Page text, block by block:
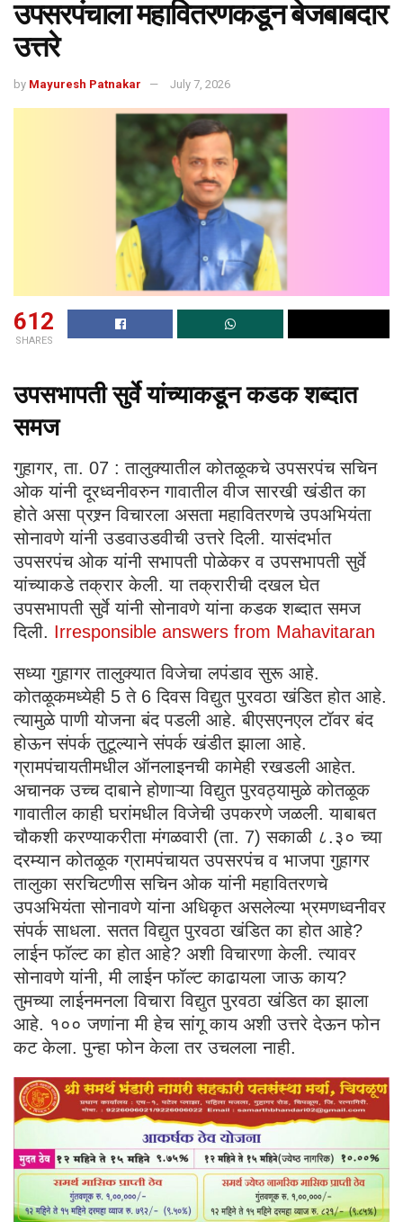
उपसरपंचाला महावितरणकडून बेजबाबदार
उत्तरे
by Mayuresh Patnakar July 7, 2026
612
SHARES
उपसभापती सुर्वे यांच्याकडून कडक शब्दात
समज
गुहागर, ता. 07 : तालुक्यातील कोतळूकचे उपसरपंच सचिन
ओक यांनी दूरध्वनीवरुन गावातील वीज सारखी खंडीत का
होते असा प्रश्र्न विचारला असता महावितरणचे उपअभियंता
सोनावणे यांनी उडवाउडवीची उत्तरे दिली. यासंदर्भात
उपसरपंच ओक यांनी सभापती पोळेकर व उपसभापती सुर्वे
यांच्याकडे तक्रार केली. या तक्रारीची दखल घेत
उपसभापती सुर्वे यांनी सोनावणे यांना कडक शब्दात समज
दिली. Irresponsible answers from Mahavitaran
सध्या गुहागर तालुक्यात विजेचा लपंडाव सुरू आहे.
कोतळूकमध्येही 5 ते 6 दिवस विद्युत पुरवठा खंडित होत आहे.
त्यामुळे पाणी योजना बंद पडली आहे. बीएसएनएल टॉवर बंद
होऊन संपर्क तुटूल्याने संपर्क खंडीत झाला आहे.
ग्रामपंचायतीमधील ऑनलाइनची कामेही रखडली आहेत.
अचानक उच्च दाबाने होणाऱ्या विद्युत पुरवठ्यामुळे कोतळूक
गावातील काही घरांमधील विजेची उपकरणे जळली. याबाबत
चौकशी करण्याकरीता मंगळवारी (ता. 7) सकाळी ८.३० च्या
दरम्यान कोतळूक ग्रामपंचायत उपसरपंच व भाजपा गुहागर
तालुका सरचिटणीस सचिन ओक यांनी महावितरणचे
उपअभियंता सोनावणे यांना अधिकृत असलेल्या भ्रमणध्वनीवर
संपर्क साधला. सतत विद्युत पुरवठा खंडित का होत आहे?
लाईन फॉल्ट का होत आहे? अशी विचारणा केली. त्यावर
सोनावणे यांनी, मी लाईन फॉल्ट काढायला जाऊ काय?
तुमच्या लाईनमनला विचारा विद्युत पुरवठा खंडित का झाला
आहे. १०० जणांना मी हेच सांगू काय अशी उत्तरे देऊन फोन
कट केला. पुन्हा फोन केला तर उचलला नाही.